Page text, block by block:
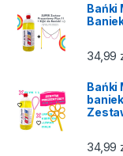
Bańki
34,99
Bańki
34,99